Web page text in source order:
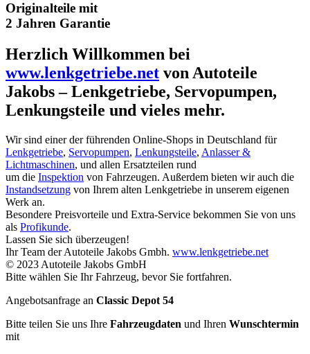
Originalteile mit
2 Jahren Garantie
Herzlich Willkommen bei
www.lenkgetriebe.net von Autoteile
Jakobs – Lenkgetriebe, Servopumpen,
Lenkungsteile und vieles mehr.
Wir sind einer der führenden Online-Shops in Deutschland für
Lenkgetriebe, Servopumpen, Lenkungsteile, Anlasser &
Lichtmaschinen, und allen Ersatzteilen rund
um die Inspektion von Fahrzeugen. Außerdem bieten wir auch die
Instandsetzung von Ihrem alten Lenkgetriebe in unserem eigenen
Werk an.
Besondere Preisvorteile und Extra-Service bekommen Sie von uns
als Profikunde.
Lassen Sie sich überzeugen!
Ihr Team der Autoteile Jakobs Gmbh. www.lenkgetriebe.net
© 2023 Autoteile Jakobs GmbH
Bitte wählen Sie Ihr Fahrzeug, bevor Sie fortfahren.
Angebotsanfrage an Classic Depot 54
Bitte teilen Sie uns Ihre Fahrzeugdaten und Ihren Wunschtermin
mit